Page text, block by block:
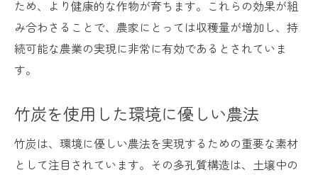
ため、より健康的な作物が育ちます。これらの効果が組
み合わさることで、農家にとっては収穫量が増加し、持
続可能な農業の実現に非常に有効であるとされていま
す。
竹炭を使用した環境に優しい農法
竹炭は、環境に優しい農法を実現するための重要な素材
として注目されています。その多孔質構造は、土壌中の